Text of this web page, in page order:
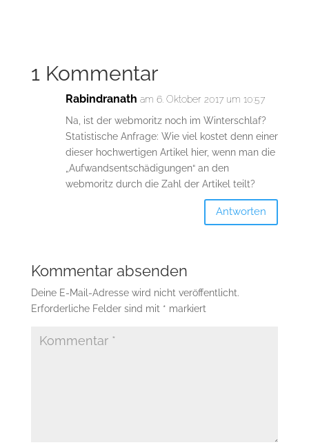
1 Kommentar
Rabindranath am 6. Oktober 2017 um 10:57
Na, ist der webmoritz noch im Winterschlaf?
Statistische Anfrage: Wie viel kostet denn einer
dieser hochwertigen Artikel hier, wenn man die
„Aufwandsentschädigungen“ an den
webmoritz durch die Zahl der Artikel teilt?
Antworten
Kommentar absenden
Deine E-Mail-Adresse wird nicht veröffentlicht.
Erforderliche Felder sind mit * markiert